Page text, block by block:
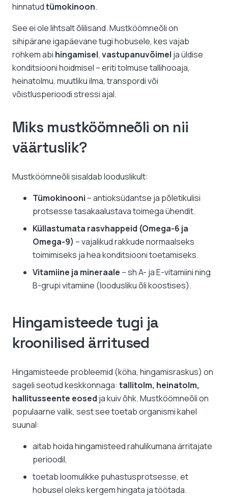
hinnatudtümokinoon.
See ei ole lihtsalt õlilisand. Mustköömneõli on
sihipärane igapäevane tugi hobusele, kes vajab
rohkem abi hingamisel, vastupanuvõimel ja üldise
konditsiooni hoidmisel – eriti tolmuse tallihooaja,
heinatolmu, muutliku ilma, transpordi või
võistlusperioodi stressi ajal.
Miks mustköömneõli on nii
väärtuslik?
Mustköömneõli sisaldab looduslikult:
Tümokinooni – antioksüdantse ja põletikulisi
protsesse tasakaalustava toimega ühendit.
Küllastumata rasvhappeid (Omega-6 ja
Omega-9) – vajalikud rakkude normaalseks
toimimiseks ja hea konditsiooni toetamiseks.
Vitamiine ja mineraale – sh A- ja E-vitamiini ning
B-grupi vitamiine (loodusliku õli koostises).
Hingamisteede tugi ja
kroonilised ärritused
Hingamisteede probleemid (köha, hingamisraskus) on
sageli seotud keskkonnaga: tallitolm, heinatolm,
hallitusseente eosed ja kuiv õhk. Mustköömneõli on
populaarne valik, sest see toetab organismi kahel
suunal:
aitab hoida hingamisteed rahulikumana ärritajate
perioodil,
toetab loomulikke puhastusprotsesse, et
hobusel oleks kergem hingata ja töötada.